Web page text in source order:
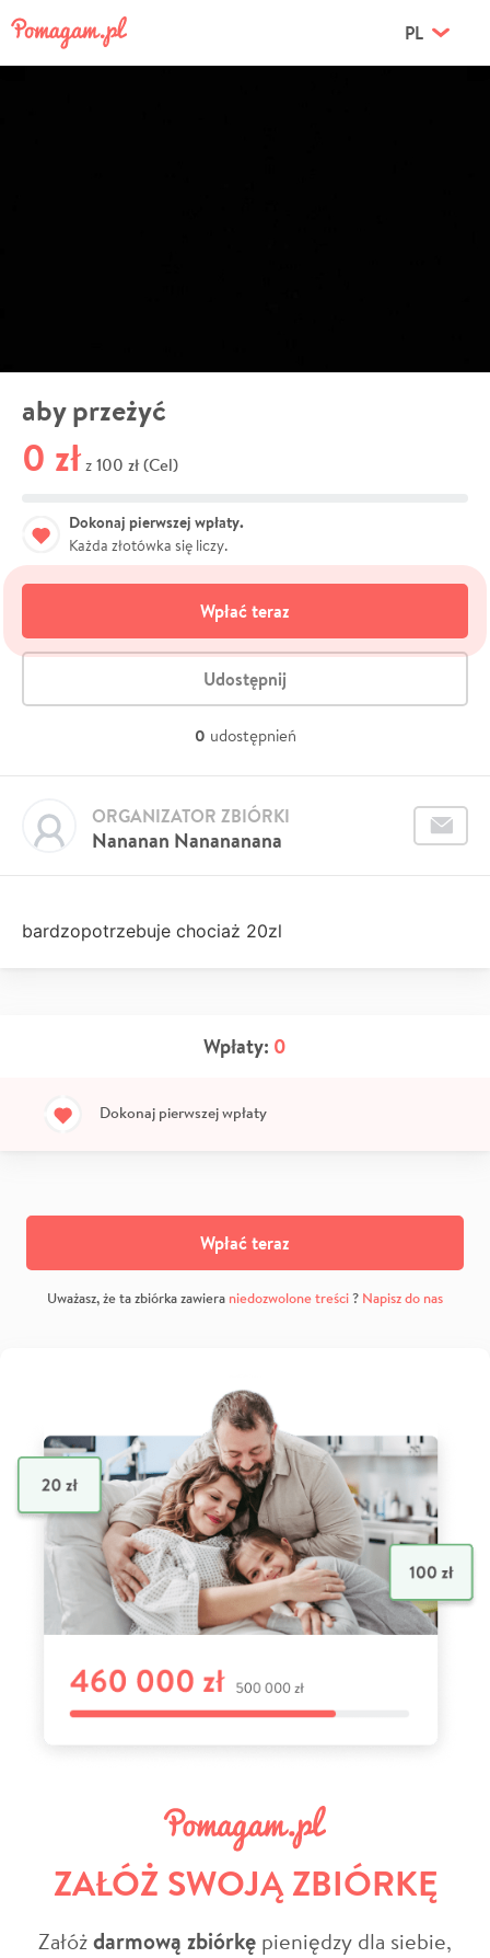
PL
aby przeżyć
0 zł z 100 zł (Cel)
Dokonaj pierwszej wpłaty.
Każda złotówka się liczy.
Wpłać teraz
Udostępnij
0 udostępnień
Nananan Nanananana
ORGANIZATOR ZBIÓRKI
bardzopotrzebuje chociaż 20zl
Wpłaty: 0
Dokonaj pierwszej wpłaty
Wpłać teraz
Uważasz, że ta zbiórka zawiera niedozwolone treści? Napisz do nas
ZAŁÓŻ SWOJĄ ZBIÓRKĘ
Załóżdarmową zbiórkę pieniędzy dla siebie,